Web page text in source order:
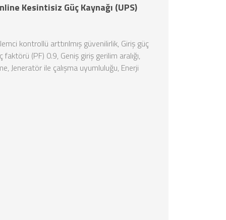
Kesintisiz Güç Kaynağı (UPS)
kontrollü arttırılmış güvenilirlik, Giriş güç
faktörü (PF) 0.9, Geniş giriş gerilim aralığı,
Jeneratör ile çalışma uyumluluğu, Enerji